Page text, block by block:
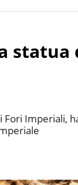
statua
Fori Imperiali,